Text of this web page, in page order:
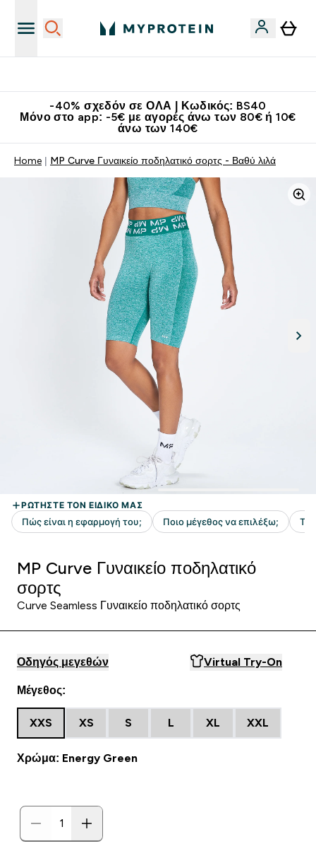
-40% σχεδόν σε ΟΛΑ | Κωδικός: BS40
Μόνο στο app: -5€ με αγορές άνω των 80€ ή 10€
άνω των 140€
Home MP Curve Γυναικείο ποδηλατικό σορτς - Βαθύ λιλά
MP Curve Γυναικείο ποδηλατικό
σορτς
Curve Seamless Γυναικείο ποδηλατικό σορτς
Οδηγός μεγεθών Virtual Try-On
Μέγεθος:
XXS XS S L XL XXL
Χρώμα: Energy Green